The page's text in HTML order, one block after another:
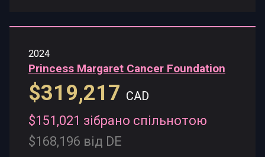
2024
Princess Margaret Cancer Foundation
$319,217 CAD
$151,021 зібрано спільнотою
$168,196 від DE